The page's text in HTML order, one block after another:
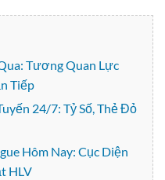
Tương Quan Lực
Tiếp
24/7: Tỷ Số, Thẻ Đỏ
Hôm Nay: Cục Diện
HLV